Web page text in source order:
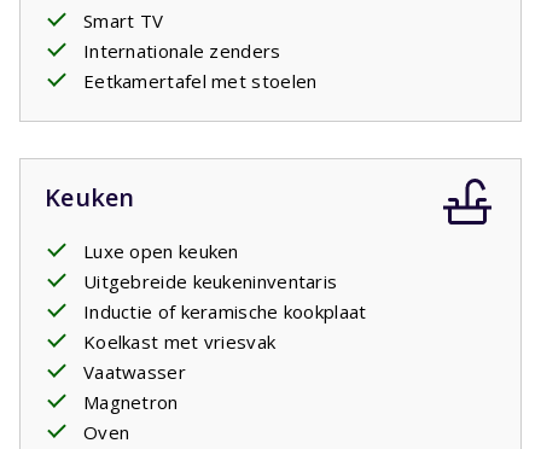
Smart TV
Internationale zenders
Eetkamertafel met stoelen
Keuken
Luxe open keuken
Uitgebreide keukeninventaris
Inductie of keramische kookplaat
Koelkast met vriesvak
Vaatwasser
Magnetron
Oven